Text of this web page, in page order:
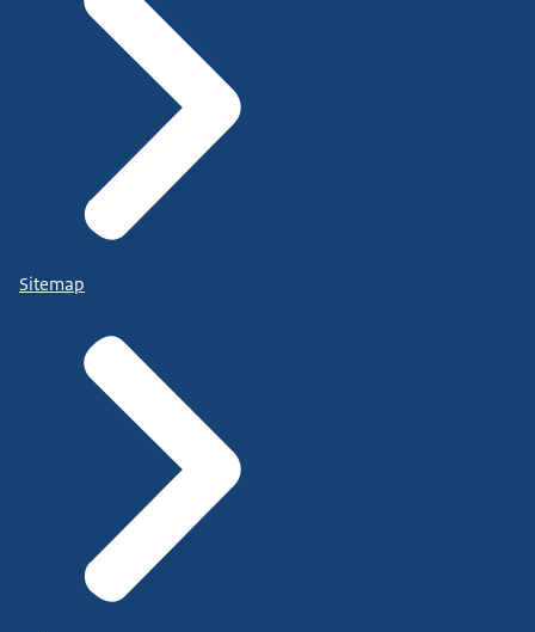
Sitemap